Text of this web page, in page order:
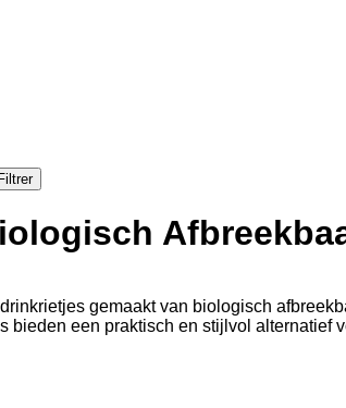
Filtrer
gemaakt van biologisch
bieden een praktisch en stijlvol alternatief